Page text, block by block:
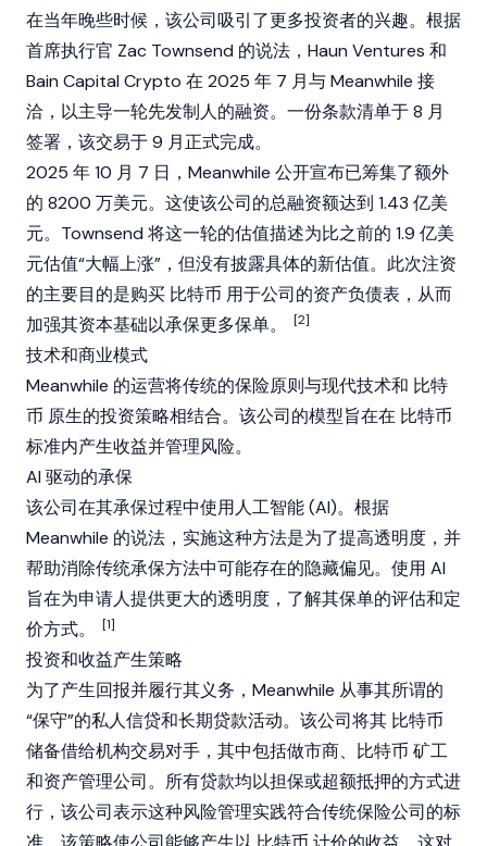
在当年晚些时候，该公司吸引了更多投资者的兴趣。根据
首席执行官 Zac Townsend 的说法，Haun Ventures 和
Bain Capital Crypto 在 2025 年 7 月与 Meanwhile 接
洽，以主导一轮先发制人的融资。一份条款清单于 8 月
签署，该交易于 9 月正式完成。
2025 年 10 月 7 日，Meanwhile 公开宣布已筹集了额外
的 8200 万美元。这使该公司的总融资额达到 1.43 亿美
元。Townsend 将这一轮的估值描述为比之前的 1.9 亿美
元估值“大幅上涨”，但没有披露具体的新估值。此次注资
的主要目的是购买 比特币 用于公司的资产负债表，从而
加强其资本基础以承保更多保单。
[2]
技术和商业模式
Meanwhile 的运营将传统的保险原则与现代技术和 比特
币 原生的投资策略相结合。该公司的模型旨在在 比特币
标准内产生收益并管理风险。
AI 驱动的承保
该公司在其承保过程中使用人工智能 (AI)。根据
Meanwhile 的说法，实施这种方法是为了提高透明度，并
帮助消除传统承保方法中可能存在的隐藏偏见。使用 AI
旨在为申请人提供更大的透明度，了解其保单的评估和定
价方式。
[1]
投资和收益产生策略
为了产生回报并履行其义务，Meanwhile 从事其所谓的
“保守”的私人信贷和长期贷款活动。该公司将其 比特币
储备借给机构交易对手，其中包括做市商、 比特币 矿工
和资产管理公司。所有贷款均以担保或超额抵押的方式进
行，该公司表示这种风险管理实践符合传统保险公司的标